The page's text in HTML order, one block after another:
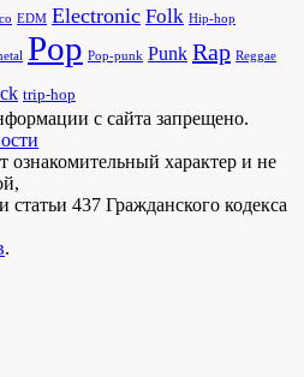
EDM Electronic Folk Hip-hop
Pop Pop-punk Punk Rap Reggae
trip-hop
с сайта запрещено.
ознакомительный характер и не
437 Гражданского кодекса
.